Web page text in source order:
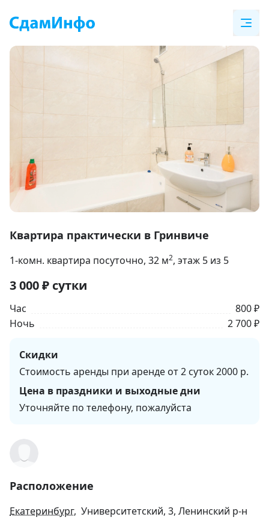
1
9
Квартира практически в Гринвиче
1-комн. квартира посуточно, 32 м2, этаж 5 из 5
3 000₽ сутки
Час
800 ₽
Ночь
2 700 ₽
Скидки
Стоимость аренды при аренде от 2 суток 2000 р.
Цена в праздники и выходные дни
Уточняйте по телефону, пожалуйста
Расположение
Екатеринбург, Университетский, 3, Ленинский р-н